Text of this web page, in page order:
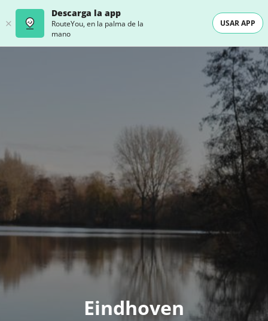
Descarga la app
RouteYou, en la palma de la
mano
USAR APP
Eindhoven